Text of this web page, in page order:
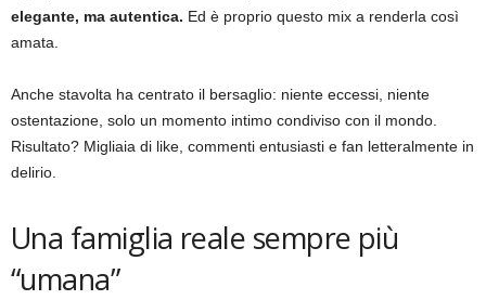
elegante, ma autentica. Ed è proprio questo mix a renderla così
amata.
Anche stavolta ha centrato il bersaglio: niente eccessi, niente
ostentazione, solo un momento intimo condiviso con il mondo.
Risultato? Migliaia di like, commenti entusiasti e fan letteralmente in
delirio.
Una famiglia reale sempre più
“umana”